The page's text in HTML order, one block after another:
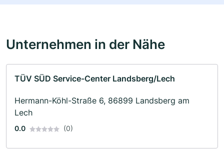
Unternehmen in der Nähe
TÜV SÜD Service-Center Landsberg/Lech
Hermann-Köhl-Straße 6, 86899 Landsberg am
Lech
0.0 (0)